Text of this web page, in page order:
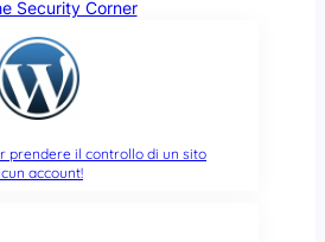
Security Corner
prendere il controllo di un sito
account!